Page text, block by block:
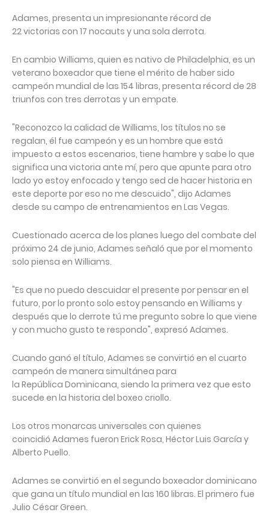
Adames, presenta un impresionante récord de
22 victorias con 17 nocauts y una sola derrota.
En cambio Williams, quien es nativo de Philadelphia, es un
veterano boxeador que tiene el mérito de haber sido
campeón mundial de las 154 libras, presenta récord de 28
triunfos con tres derrotas y un empate.
"Reconozco la calidad de Williams, los títulos no se
regalan, él fue campeón y es un hombre que está
impuesto a estos escenarios, tiene hambre y sabe lo que
significa una victoria ante mí, pero que apunte para otro
lado yo estoy enfocado y tengo sed de hacer historia en
este deporte por eso no me descuido", dijo Adames
desde su campo de entrenamientos en Las Vegas.
Cuestionado acerca de los planes luego del combate del
próximo 24 de junio, Adames señaló que por el momento
solo piensa en Williams.
"Es que no puedo descuidar el presente por pensar en el
futuro, por lo pronto solo estoy pensando en Williams y
después que lo derrote tú me pregunto sobre lo que viene
y con mucho gusto te respondo", expresó Adames.
Cuando ganó el título, Adames se convirtió en el cuarto
campeón de manera simultánea para
la República Dominicana, siendo la primera vez que esto
sucede en la historia del boxeo criollo.
Los otros monarcas universales con quienes
coincidió Adames fueron Erick Rosa, Héctor Luis García y
Alberto Puello.
Adames se convirtió en el segundo boxeador dominicano
que gana un título mundial en las 160 libras. El primero fue
Julio César Green.